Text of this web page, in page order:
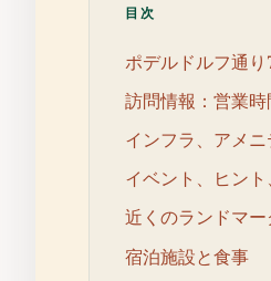
目次
ポデルドルフ通
訪問情報：営業
インフラ、アメ
イベント、ヒン
近くのランドマ
宿泊施設と食事